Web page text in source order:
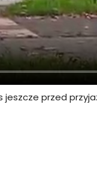
przed